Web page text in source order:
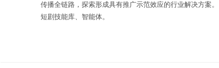
传播全链路，探索形成具有推广示范效应的行业解决方案
短剧技能库、智能体。